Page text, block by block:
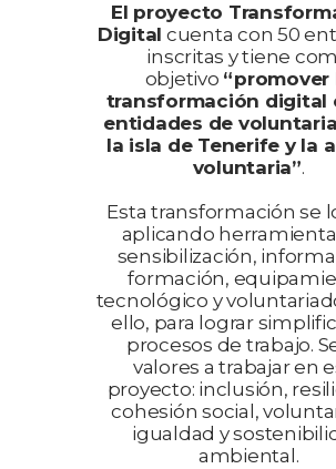
El proyecto
Digital cuenta con 50
inscritas y tiene
objetivo “promover
transformación digital
entidades de
la isla de Tenerife y la
voluntaria”.
Esta transformación se
aplicando
sensibilización,
formación,
tecnológico y
ello, para lograr
procesos de trabajo.
valores a trabajar en
proyecto: inclusión,
cohesión social,
igualdad y
ambiental.